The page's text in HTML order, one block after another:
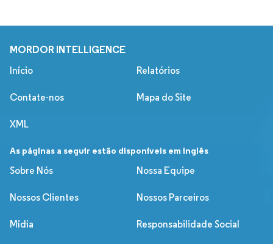
MORDOR INTELLIGENCE
Início Relatórios
Contate-nos Mapa do Site
XML
As páginas a seguir estão disponíveis em inglês
Sobre Nós
Nossa Equipe
Nossos Clientes Nossos Parceiros
Mídia Responsabilidade Social